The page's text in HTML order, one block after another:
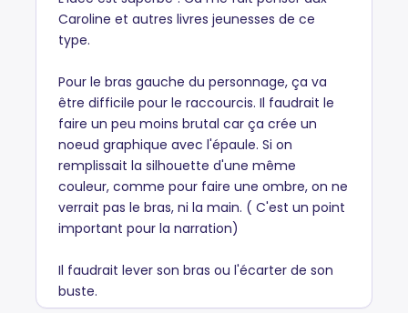
Caroline et autres livres jeunesses de ce
type.
Pour le bras gauche du personnage, ça va
être difficile pour le raccourcis. Il faudrait le
faire un peu moins brutal car ça crée un
noeud graphique avec l'épaule. Si on
remplissait la silhouette d'une même
couleur, comme pour faire une ombre, on ne
verrait pas le bras, ni la main. ( C'est un point
important pour la narration)
Il faudrait lever son bras ou l'écarter de son
buste.